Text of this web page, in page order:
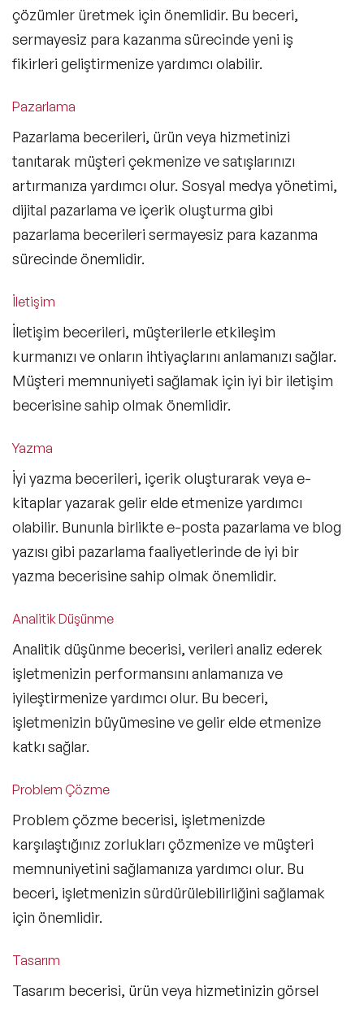
çözümler üretmek için önemlidir. Bu beceri,
sermayesiz para kazanma sürecindeyeni iş
fikirleri geliştirmenize yardımcı olabilir.
Pazarlama
Pazarlama becerileri, ürün veya hizmetinizi
tanıtarak müşteri çekmenize ve satışlarınızı
artırmanıza yardımcı olur. Sosyal medya yönetimi,
dijital pazarlama ve içerik oluşturma gibi
pazarlama becerileri sermayesiz para kazanma
sürecinde önemlidir.
İletişim
İletişim becerileri, müşterilerle etkileşim
kurmanızı ve onların ihtiyaçlarını anlamanızı sağlar.
Müşteri memnuniyeti sağlamak için iyi bir iletişim
becerisine sahip olmak önemlidir.
Yazma
İyi yazma becerileri, içerik oluşturarak veya e-
kitaplar yazarak gelir elde etmenize yardımcı
olabilir. Bununla birlikte e-posta pazarlama ve blog
yazısı gibi pazarlama faaliyetlerinde de iyi bir
yazma becerisine sahip olmak önemlidir.
Analitik Düşünme
Analitik düşünme becerisi, verileri analiz ederek
işletmenizin performansını anlamanıza ve
iyileştirmenize yardımcı olur. Bu beceri,
işletmenizin büyümesine ve gelir elde etmenize
katkı sağlar.
Problem Çözme
Problem çözme becerisi, işletmenizde
karşılaştığınız zorlukları çözmenize ve müşteri
memnuniyetini sağlamanıza yardımcı olur. Bu
beceri, işletmenizin sürdürülebilirliğini sağlamak
için önemlidir.
Tasarım
Tasarım becerisi, ürün veya hizmetinizin görsel